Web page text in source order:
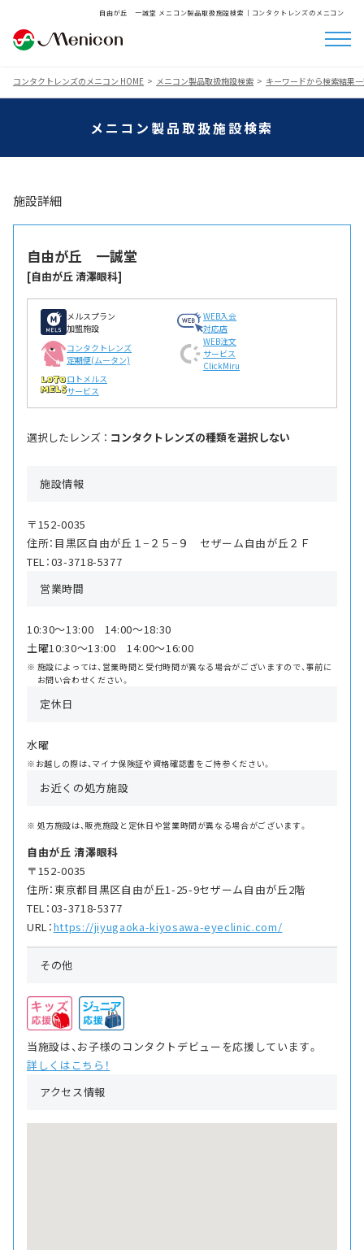
自由が丘 一誠堂 メニコン製品取扱施設検索│コンタクトレンズのメニコン
コンタクトレンズのメニコン HOME メニコン製品取扱施設検索 キーワードから検索結果
メニコン製品取扱施設検索
施設詳細
自由が丘 一誠堂
[自由が丘 清澤眼科]
メルスプラン
加盟施設
WEB入会
対応店
コンタクトレンズ
定期便(ムータン)
WEB注文
サービス
ClickMiru
ロトメルス
サービス
選択したレンズ ： コンタクトレンズの種類を選択しない
施設情報
〒152-0035
住所：目黒区自由が丘１−２５−９ セザーム自由が丘２Ｆ
TEL：03-3718-5377
営業時間
10:30〜13:00 14:00〜18:30
土曜10:30〜13:00 14:00〜16:00
施設によっては、営業時間と受付時間が異なる場合がございますので、事前に
お問い合わせください。
定休日
水曜
※お越しの際は、マイナ保険証や資格確認書をご持参ください。
お近くの処方施設
処方施設は、販売施設と定休日や営業時間が異なる場合がございます。
自由が丘 清澤眼科
〒152-0035
住所：東京都目黒区自由が丘1-25-9セザーム自由が丘2階
TEL：03-3718-5377
URL：https://jiyugaoka-kiyosawa-eyeclinic.com/
その他
当施設は、お子様のコンタクトデビューを応援しています。
詳しくはこちら！
アクセス情報